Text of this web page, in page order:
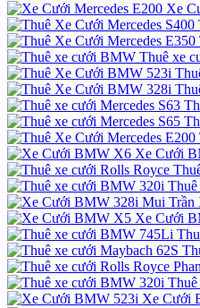
Xe
Thuê xe
Xe Cưới
Xe Cưới
Xe Cưới